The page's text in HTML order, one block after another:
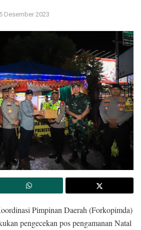
Desember 2023
Pimpinan Daerah (Forkopimda)
pengecekan pos pengamanan Natal